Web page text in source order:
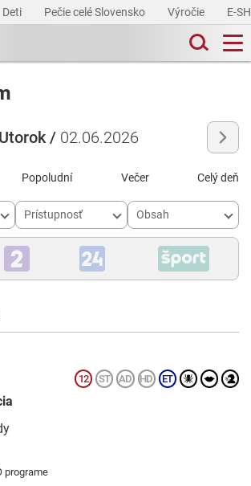
Deti Pečie celé Slovensko Výročie E-
Utorok / 02.06.2026
Popoludní Večer Celý deň
Prístupnosť Obsah
programe